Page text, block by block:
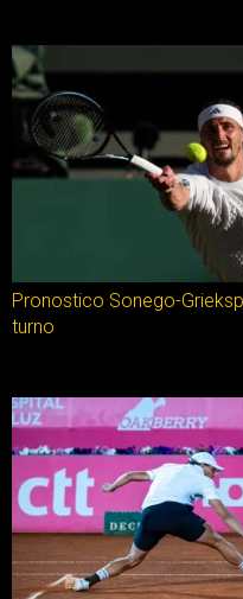
Pronostico Sonego-
turno